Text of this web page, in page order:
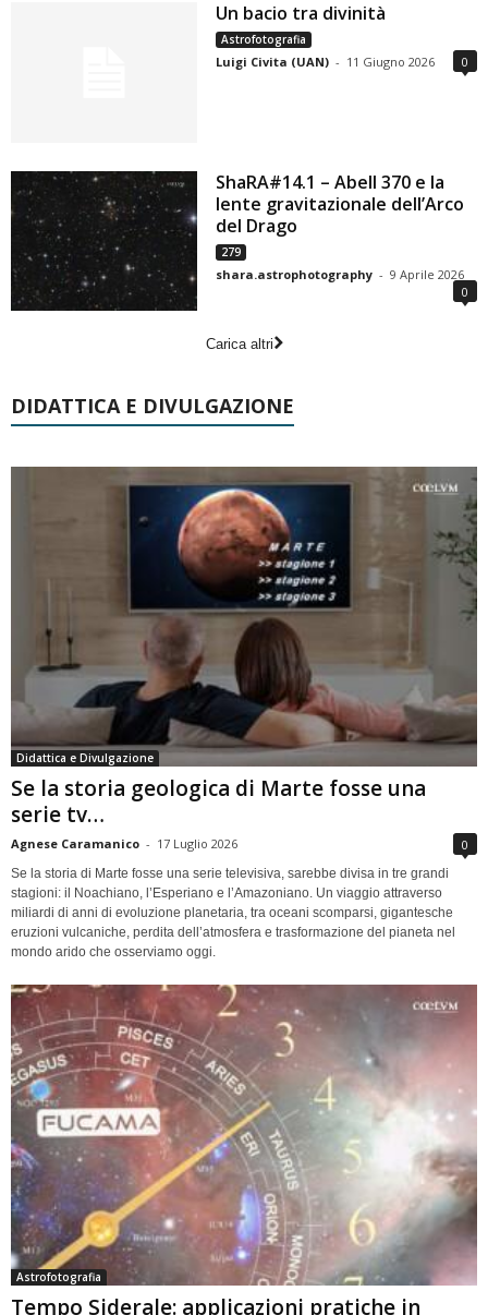
Un bacio tra divinità
Astrofotografia
Luigi Civita (UAN) - 11 Giugno 2026 0
ShaRA#14.1 – Abell 370 e la
lente gravitazionale dell’Arco
del Drago
279
shara.astrophotography - 9 Aprile 2026
0
Carica altri
DIDATTICA E DIVULGAZIONE
Didattica e Divulgazione
Se la storia geologica di Marte fosse una
serie tv…
Agnese Caramanico - 17 Luglio 2026 0
Se la storia di Marte fosse una serie televisiva, sarebbe divisa in tre grandi
stagioni: il Noachiano, l’Esperiano e l’Amazoniano. Un viaggio attraverso
miliardi di anni di evoluzione planetaria, tra oceani scomparsi, gigantesche
eruzioni vulcaniche, perdita dell’atmosfera e trasformazione del pianeta nel
mondo arido che osserviamo oggi.
Astrofotografia
Tempo Siderale: applicazioni pratiche in